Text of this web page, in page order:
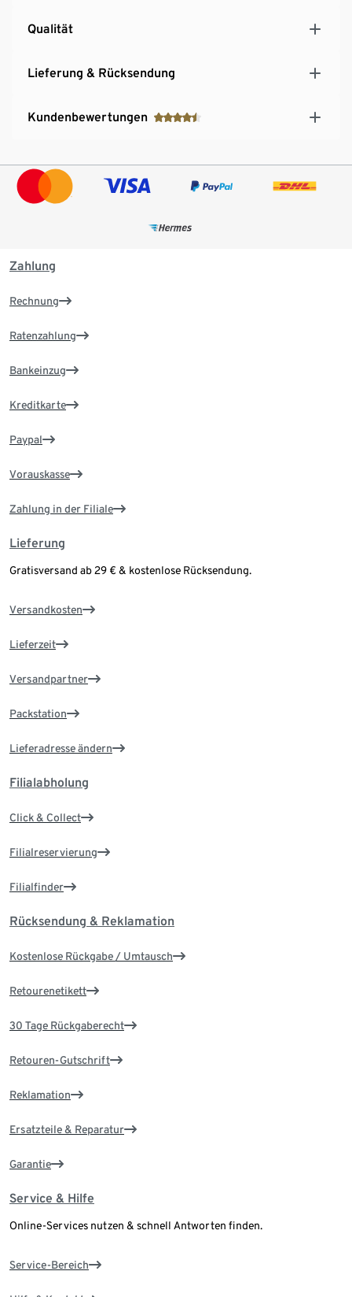
Qualität
Lieferung & Rücksendung
Kundenbewertungen
Zahlung
Rechnung
Ratenzahlung
Bankeinzug
Kreditkarte
Paypal
Vorauskasse
Zahlung in der Filiale
Lieferung
Gratisversand ab 29 € & kostenlose Rücksendung.
Versandkosten
Lieferzeit
Versandpartner
Packstation
Lieferadresse ändern
Filialabholung
Click & Collect
Filialreservierung
Filialfinder
Rücksendung & Reklamation
Kostenlose Rückgabe / Umtausch
Retourenetikett
30 Tage Rückgaberecht
Retouren-Gutschrift
Reklamation
Ersatzteile & Reparatur
Garantie
Service & Hilfe
Online-Services nutzen & schnell Antworten finden.
Service-Bereich